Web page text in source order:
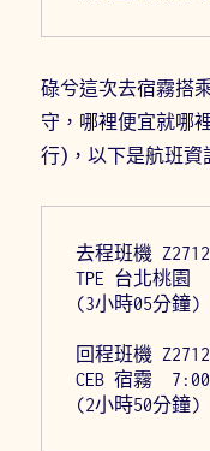
碌兮這次去宿霧搭
守，哪裡便宜就哪
行)，以下是航班資
去程班機
TPE 台北桃園
(3小時05分鐘)
回程班機
CEB 宿霧
(2小時50分鐘)